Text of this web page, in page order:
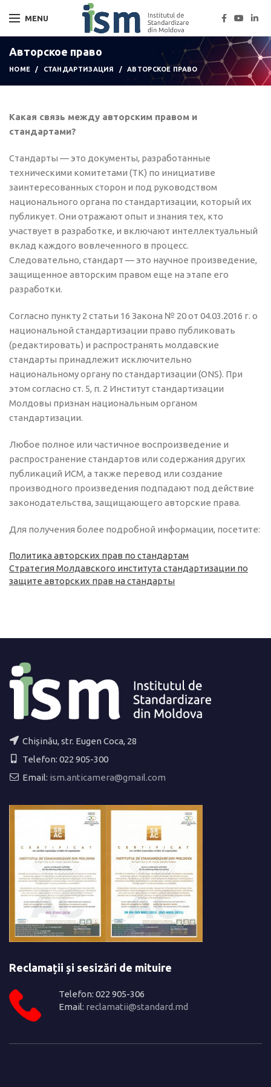
MENU
Авторское право
HOME СТАНДАРТИЗАЦИЯ АВТОРСКОЕ ПРАВО
Какая связь между авторским правом и
стандартами?
Стандарты — это документы, разработанные
техническими комитетами (ТК) по инициативе
заинтересованных сторон и под руководством
национального органа по стандартизации, который их
публикует. Они отражают опыт и знания тех, кто
участвует в разработке, и включают интеллектуальный
вклад каждого вовлеченного в процесс.
Следовательно, стандарт — это научное произведение,
защищенное авторским правом еще на этапе его
разработки.
Согласно пункту 2 статьи 16 Закона № 20 от 04.03.2016 г. о
национальной стандартизации право публиковать
(редактировать) и распространять молдавские
стандарты принадлежит исключительно
национальному органу по стандартизации (ONS). При
этом согласно ст. 5, п. 2 Институт стандартизации
Молдовы признан национальным органом
стандартизации.
Любое полное или частичное воспроизведение и
распространение стандартов или содержания других
публикаций ИСМ, а также перевод или создание
производного произведения подпадают под действие
законодательства, защищающего авторские права.
Для получения более подробной информации, посетите:
Политика авторских прав по стандартам
Стратегия Молдавского института стандартизации по
защите авторских прав на стандарты
Chișinău, str. Eugen Coca, 28
Telefon: 022 905-300
Email: ism.anticamera@gmail.com
Reclamații și sesizări de mituire
Telefon: 022 905-306
Email: reclamatii@standard.md